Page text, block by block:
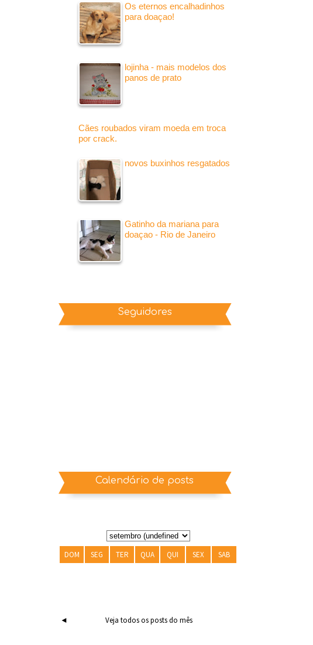
Os eternos encalhadinhos
para doaçao!
lojinha - mais modelos dos
panos de prato
Cães roubados viram moeda em troca
por crack.
novos buxinhos resgatados
Gatinho da mariana para
doaçao - Rio de Janeiro
Seguidores
Calendário de posts
DOM SEG TER QUA QUI SEX SAB
◄ Veja todos os posts do mês